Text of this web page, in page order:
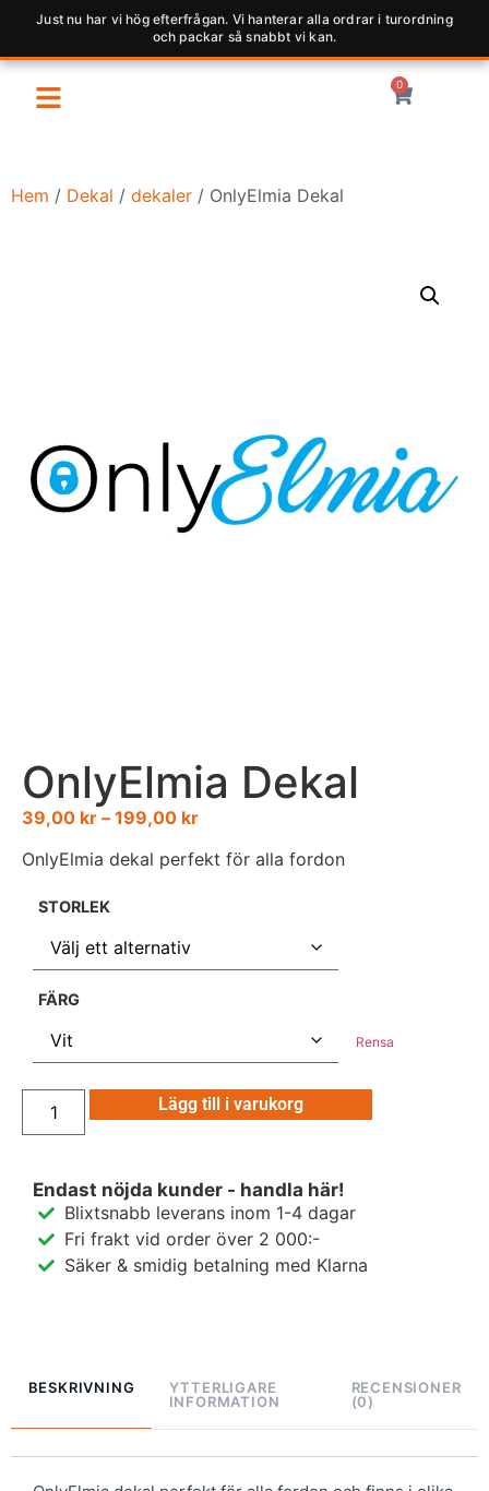
Just nu har vi hög efterfrågan. Vi hanterar alla ordrar i turordning
och packar så snabbt vi kan.
0
Hem / Dekal / dekaler / OnlyElmia Dekal
OnlyElmia Dekal
39,00 kr – 199,00 kr
OnlyElmia dekal perfekt för alla fordon
STORLEK
FÄRG
Rensa
Lägg till i varukorg
Endast nöjda kunder - handla här!
Blixtsnabb leverans inom 1-4 dagar
Fri frakt vid order över 2 000:-
Säker & smidig betalning med Klarna
BESKRIVNING
YTTERLIGARE
INFORMATION
RECENSIONER
(0)